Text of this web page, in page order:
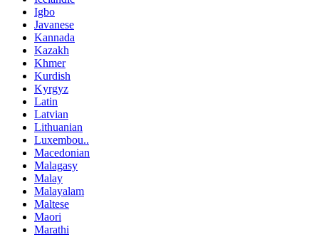
Igbo
Javanese
Kannada
Kazakh
Khmer
Kurdish
Kyrgyz
Latin
Latvian
Lithuanian
Luxembou..
Macedonian
Malagasy
Malay
Malayalam
Maltese
Maori
Marathi